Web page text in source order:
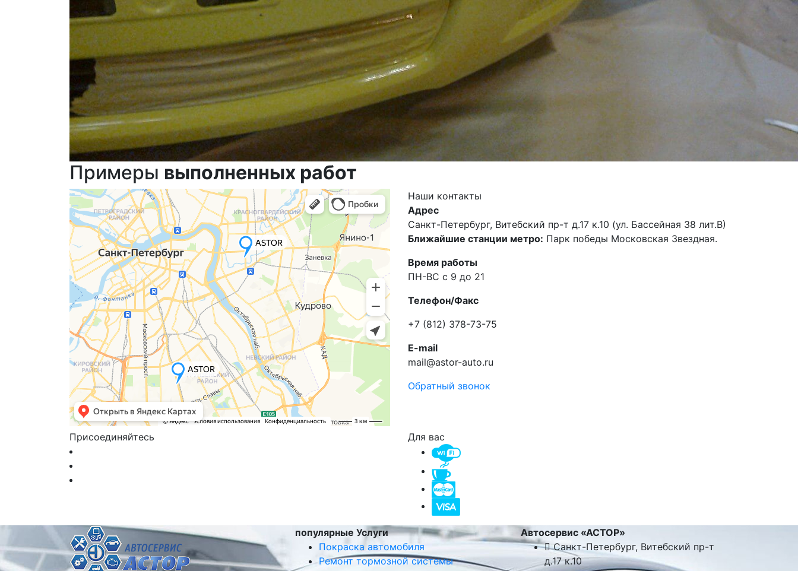
Примеры выполненных работ
Наши контакты
Адрес
Санкт-Петербург, Витебский пр-т д.17 к.10 (ул. Бассейная 38 лит.В)
Ближайшие станции метро: Парк победы Московская Звездная.
Время работы
ПН-ВС с 9 до 21
Телефон/Факс
+7 (812) 378-73-75
E-mail
mail@astor-auto.ru
Обратный звонок
Присоединяйтесь Для вас
популярные Услуги
Покраска автомобиля
Ремонт тормозной системы
Автосервис «АСТОР»
Санкт-Петербург, Витебский пр-т
д.17 к.10